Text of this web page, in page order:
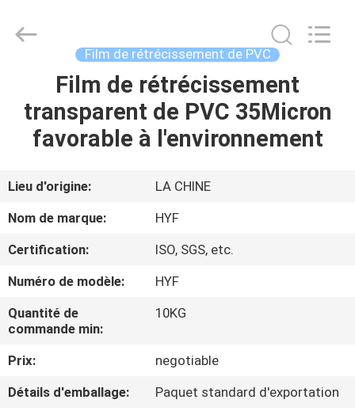
MAISON
PRODUITS
VIDÉOS
SUJET
DE
NOUS
VISITE
D'USINE
Packaging
Film de rétrécissement de PVC
Film de rétrécissement
transparent de PVC 35Micron
favorable à l'environnement
Lieu d'origine:
LA CHINE
Nom de marque:
HYF
Certification:
ISO, SGS, etc.
Numéro de modèle:
HYF
Quantité de
commande min:
10KG
Prix:
negotiable
Détails d'emballage:
Paquet standard d'exportation